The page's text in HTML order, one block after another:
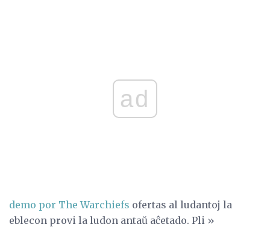
ad
demo por The Warchiefs ofertas al ludantoj la
eblecon provi la ludon antaŭ aĉetado. Pli »